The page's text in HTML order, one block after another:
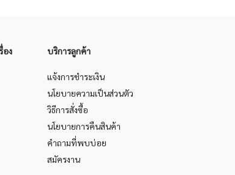
อง
บริการลูกค้า
แจ้งการชำระเงิน
นโยบายความเป็นส่วนตัว
วิธีการสั่งซื้อ
นโยบายการคืนสินค้า
คำถามที่พบบ่อย
สมัครงาน